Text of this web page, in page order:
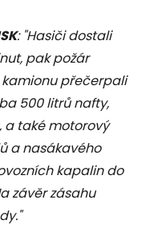
: "Hasiči dostali
pak požár
kamionu přečerpali
500 litrů nafty,
a také motorový
a nasákavého
kapalin do
závěr zásahu